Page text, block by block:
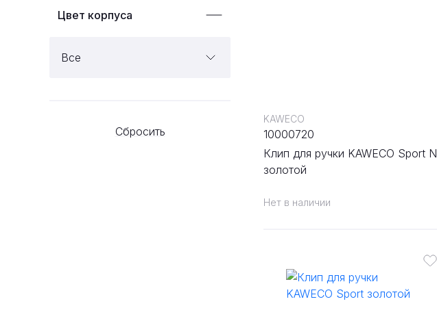
Цвет корпуса
Все
Сбросить
Нет в наличии
Клип для ручки KAWECO Sport N
золотой
KAWECO
10000720